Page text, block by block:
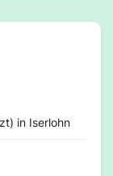
in Iserlohn